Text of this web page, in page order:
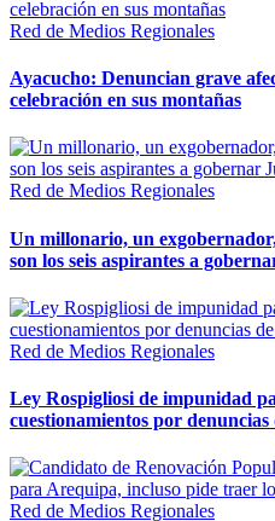
Red de Medios Regionales
Ayacucho: Denuncian grave
celebración en sus montañas
Red de Medios Regionales
Un millonario, un
son los seis aspirantes a
Red de Medios Regionales
Ley Rospigliosi de impunidad
cuestionamientos por
Red de Medios Regionales